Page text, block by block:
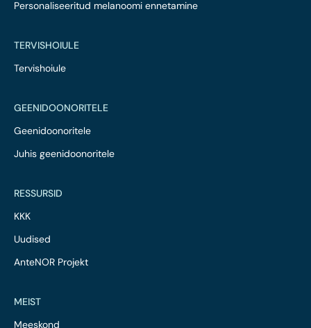
Personaliseeritud melanoomi ennetamine
TERVISHOIULE
Tervishoiule
GEENIDOONORITELE
Geenidoonoritele
Juhis geenidoonoritele
RESSURSID
KKK
Uudised
AnteNOR Projekt
MEIST
Meeskond